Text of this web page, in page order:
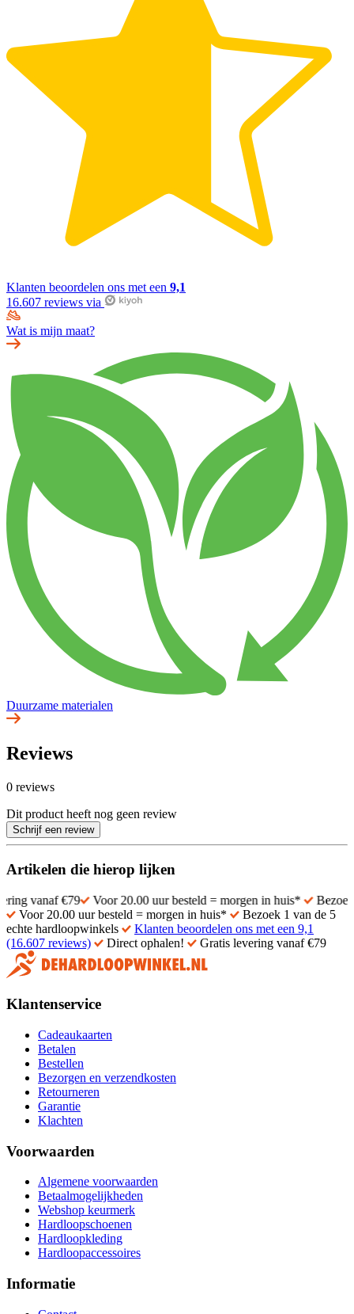
Klanten beoordelen ons met een 9,1
16.607 reviews via
Wat is mijn maat?
Duurzame materialen
Reviews
0 reviews
Dit product heeft nog geen review
Schrijf een review
Artikelen die hierop lijken
€79 Voor 20.00 uur besteld = morgen in huis*
Bezoek 1 van de
Voor 20.00 uur besteld = morgen in huis*
Bezoek 1 van de 5
echte hardloopwinkels
Klanten beoordelen ons met een 9,1
(16.607 reviews)
Direct ophalen! Gratis levering vanaf €79
Klantenservice
Cadeaukaarten
Betalen
Bestellen
Bezorgen en verzendkosten
Retourneren
Garantie
Klachten
Voorwaarden
Algemene voorwaarden
Betaalmogelijkheden
Webshop keurmerk
Hardloopschoenen
Hardloopkleding
Hardloopaccessoires
Informatie